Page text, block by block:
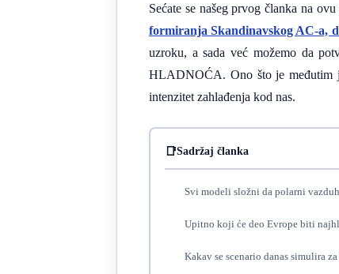
Sećate se našeg prvog članka na
formiranja Skandinavskog AC-a,
uzroku, a sada već možemo da
HLADNOĆA. Ono što je međutim
intenzitet zahlađenja kod nas.
Sadržaj članka
Svi modeli složni da polarni
Upitno koji će deo Evrope biti
Kakav se scenario danas simulira